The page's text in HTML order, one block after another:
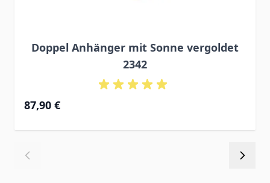
Doppel Anhänger mit Sonne vergoldet
2342
87,90 €